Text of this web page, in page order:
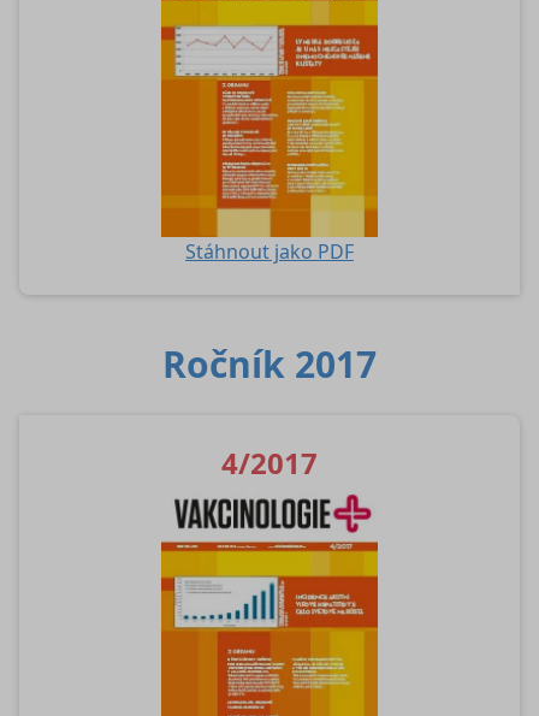
Stáhnout jako PDF
Ročník 2017
4/2017